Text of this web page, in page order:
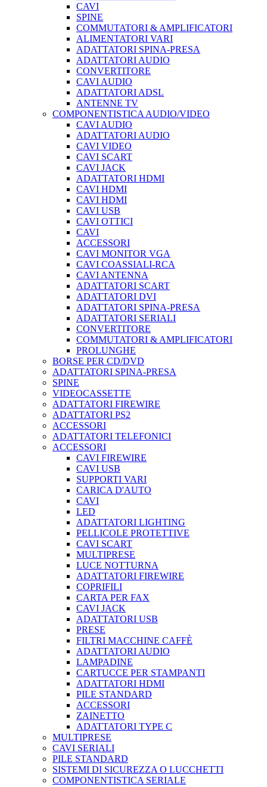
CAVI
SPINE
COMMUTATORI & AMPLIFICATORI
ALIMENTATORI VARI
ADATTATORI SPINA-PRESA
ADATTATORI AUDIO
CONVERTITORE
CAVI AUDIO
ADATTATORI ADSL
ANTENNE TV
COMPONENTISTICA AUDIO/VIDEO
CAVI AUDIO
ADATTATORI AUDIO
CAVI VIDEO
CAVI SCART
CAVI JACK
ADATTATORI HDMI
CAVI HDMI
CAVI HDMI
CAVI USB
CAVI OTTICI
CAVI
ACCESSORI
CAVI MONITOR VGA
CAVI COASSIALI-RCA
CAVI ANTENNA
ADATTATORI SCART
ADATTATORI DVI
ADATTATORI SPINA-PRESA
ADATTATORI SERIALI
CONVERTITORE
COMMUTATORI & AMPLIFICATORI
PROLUNGHE
BORSE PER CD/DVD
ADATTATORI SPINA-PRESA
SPINE
VIDEOCASSETTE
ADATTATORI FIREWIRE
ADATTATORI PS2
ACCESSORI
ADATTATORI TELEFONICI
ACCESSORI
CAVI FIREWIRE
CAVI USB
SUPPORTI VARI
CARICA D'AUTO
CAVI
LED
ADATTATORI LIGHTING
PELLICOLE PROTETTIVE
CAVI SCART
MULTIPRESE
LUCE NOTTURNA
ADATTATORI FIREWIRE
COPRIFILI
CARTA PER FAX
CAVI JACK
ADATTATORI USB
PRESE
FILTRI MACCHINE CAFFÈ
ADATTATORI AUDIO
LAMPADINE
CARTUCCE PER STAMPANTI
ADATTATORI HDMI
PILE STANDARD
ACCESSORI
ZAINETTO
ADATTATORI TYPE C
MULTIPRESE
CAVI SERIALI
PILE STANDARD
SISTEMI DI SICUREZZA O LUCCHETTI
COMPONENTISTICA SERIALE